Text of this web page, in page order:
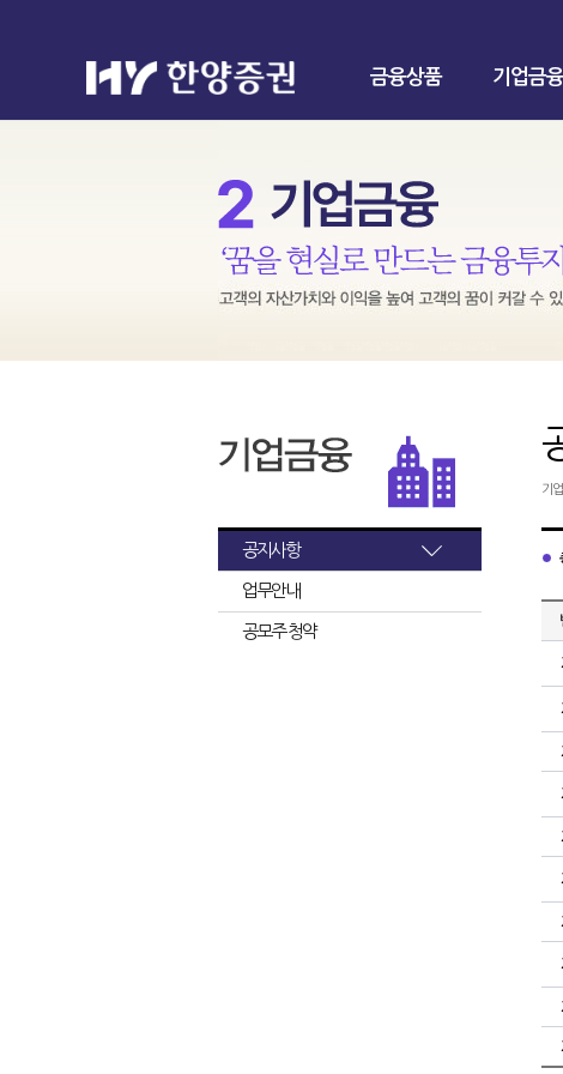
금융상품 기업금융
공지사항
업무안내
공모주 청약
기